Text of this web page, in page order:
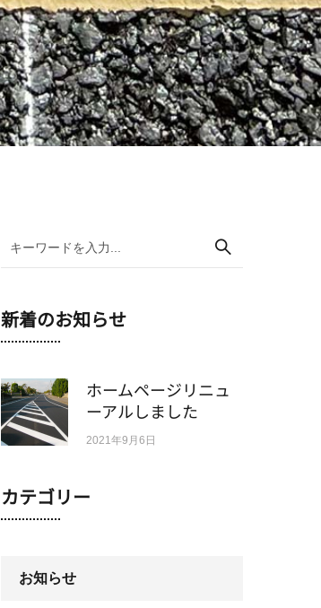
新着のお知らせ
ホームページリニュ
ーアルしました
2021年9月6日
カテゴリー
お知らせ